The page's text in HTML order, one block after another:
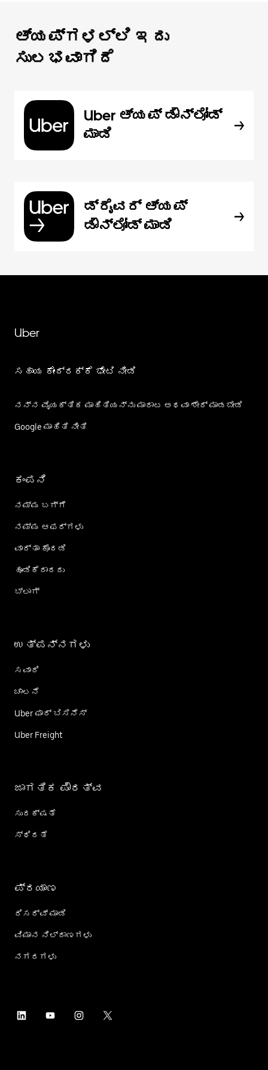
ಆ್ಯಪ್‌‌ಗಳಲ್ಲಿ ಇದು
ಸುಲಭವಾಗಿದೆ
Uber ಆ್ಯಪ್‍ ಡೌನ್‌ಲೋಡ್
ಮಾಡಿ
ಡ್ರೈವರ್ ಆ್ಯಪ್
ಡೌನ್‌ಲೋಡ್ ಮಾಡಿ
Uber
ಸಹಾಯ ಕೇಂದ್ರಕ್ಕೆ ಭೇಟಿ ನೀಡಿ
ನನ್ನ ವೈಯಕ್ತಿಕ ಮಾಹಿತಿಯನ್ನು ಮಾರಾಟ ಅಥವಾ ಶೇರ್‌ ಮಾಡಬೇಡಿ
Google ಮಾಹಿತಿ ನೀತಿ
ಕಂಪನಿ
ನಮ್ಮ ಬಗ್ಗೆ
ನಮ್ಮ ಆಫರ್‌ಗಳು
ವಾರ್ತಾ ಕೊಠಡಿ
ಹೂಡಿಕೆದಾರರು
ಬ್ಲಾಗ್
ಉತ್ಪನ್ನಗಳು
ಸವಾರಿ
ಚಾಲನೆ
Uber ಫಾರ್ ಬಿಸಿನೆಸ್
Uber Freight
ಜಾಗತಿಕ ಪೌರತ್ವ
ಸುರಕ್ಷತೆ
ಸ್ಥಿರತೆ
ಪ್ರಯಾಣ
ರಿಸರ್ವ್ ಮಾಡಿ
ವಿಮಾನ ನಿಲ್ದಾಣಗಳು
ನಗರಗಳು